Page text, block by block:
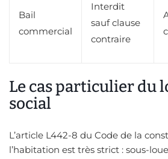
Bail
commercial
Interdit
sauf clause
contraire
Le cas particulier du
social
L’article L442-8 du Code de la
l’habitation est très strict : sous-